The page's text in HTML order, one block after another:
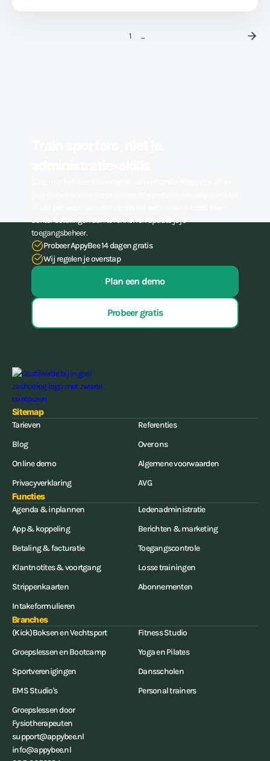
1 ...
achter betalingen aan te rennen én update je je
toegangsbeheer.
Probeer AppyBee 14 dagen gratis
Wij regelen je overstap
Plan een demo
Probeer gratis
Sitemap
Tarieven
Referenties
Blog
Over ons
Online demo
Algemene voorwaarden
Privacyverklaring
AVG
Functies
Agenda & inplannen
Ledenadministratie
App & koppeling
Berichten & marketing
Betaling & facturatie
Toegangscontrole
Klantnotites & voortgang
Losse trainingen
Strippenkaarten
Abonnementen
Intakeformulieren
Branches
(Kick)Boksen en Vechtsport
Fitness Studio
Groepslessen en Bootcamp
Yoga en Pilates
Sportverenigingen
Dansscholen
EMS Studio's
Personal trainers
Groepslessen door
Fysiotherapeuten
support@appybee.nl
info@appybee.nl